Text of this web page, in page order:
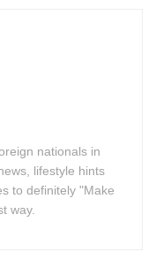
nationals in
lifestyle hints
to definitely "Make
way.